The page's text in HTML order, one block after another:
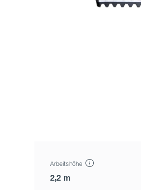
Arbeitshöhe
2,2 m